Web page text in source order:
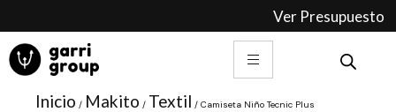
contenido
Ver Presupuesto
Inicio / Makito / Textil / Camiseta Niño Tecnic Plus